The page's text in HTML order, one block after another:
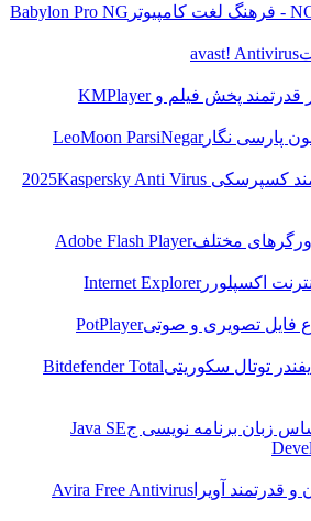
Babylon Pro NG
avast! Antivirus
قدرتمند پخش فیلم وKMPlayer
پارسی نگارLeoMoon ParsiNegar
کسپرسکی 2025 Kaspersky Anti Virus
مختلفAdobe Flash Player
اکسپلوررInternet Explorer
فایل تصویری و صوتیPotPlayer
توتال سکوریتیBitdefender Total
زبان برنامه نویسی جJava SE
قدرتمند آویرا Avira Free Antivirus